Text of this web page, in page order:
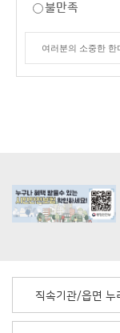
불만족
직속기관/읍면 누